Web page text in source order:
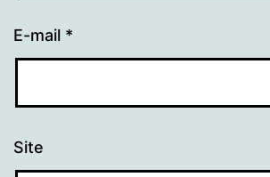
E-mail *
Site